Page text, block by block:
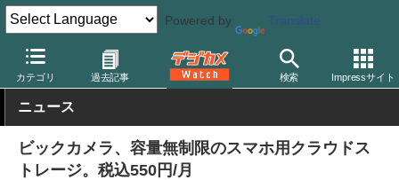
Powered by Translate
カテゴリ 過去記事 検索 Impressサイト
デジカメ Watch PC/モバイル関連 オンラインサービス
ニュース
ビックカメラ、容量無制限のスマホ用クラウドス
トレージ。税込550円/月